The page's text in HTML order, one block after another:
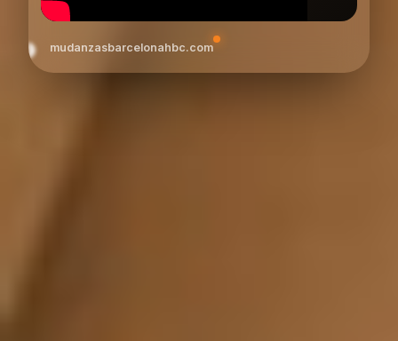
mudanzasbarcelonahbc.com